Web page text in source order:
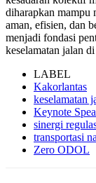
diharapkan mampu
aman, efisien, dan
menjadi fondasi
keselamatan jalan
LABEL
Kakorlantas
keselamatan
Keynote
sinergi
transportasi
Zero ODOL